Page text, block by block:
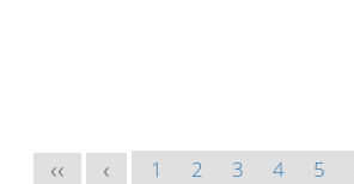
<< < 1 2 3 4 5